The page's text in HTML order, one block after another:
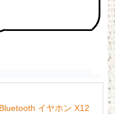
イヤホン X12